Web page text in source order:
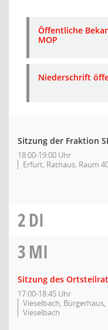
Öffentliche
MOP
Niederschrift
Sitzung der Fraktion
18:00-19:00 Uhr
Erfurt, Rathaus, Raum
2DI
3MI
Sitzung des
17:00-18:45 Uhr
Vieselbach,
Vieselbach